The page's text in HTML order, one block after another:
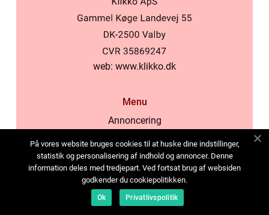
web: www.klikko.dk
Menu
Annoncering
Cookies
Kontakt os
Sitemap
På vores website bruges cookies til at huske dine indstillinger,
statistik og personalisering af indhold og annoncer. Denne
information deles med tredjepart. Ved fortsat brug af websiden
godkender du cookiepolitikken.
Ok Privatlivspolitik